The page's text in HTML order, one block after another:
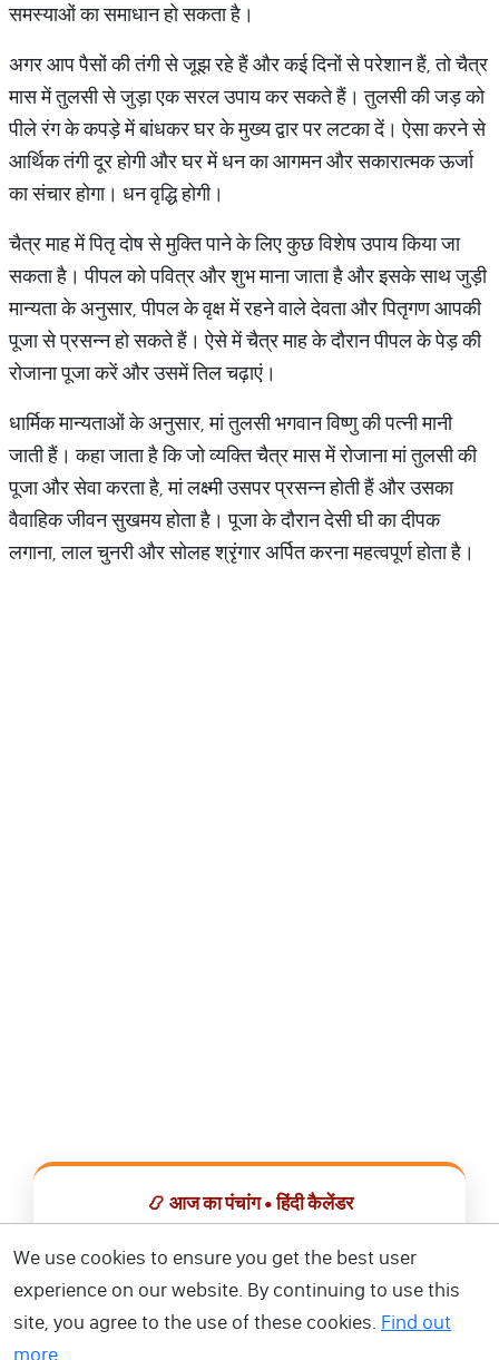
समस्याओं का समाधान हो सकता है।
अगर आप पैसों की तंगी से जूझ रहे हैं और कई दिनों से परेशान हैं, तो चैत्र
मास में तुलसी से जुड़ा एक सरल उपाय कर सकते हैं। तुलसी की जड़ को
पीले रंग के कपड़े में बांधकर घर के मुख्य द्वार पर लटका दें। ऐसा करने से
आर्थिक तंगी दूर होगी और घर में धन का आगमन और सकारात्मक ऊर्जा
का संचार होगा। धन वृद्धि होगी।
चैत्र माह में पितृ दोष से मुक्ति पाने के लिए कुछ विशेष उपाय किया जा
सकता है। पीपल को पवित्र और शुभ माना जाता है और इसके साथ जुड़ी
मान्यता के अनुसार, पीपल के वृक्ष में रहने वाले देवता और पितृगण आपकी
पूजा से प्रसन्न हो सकते हैं। ऐसे में चैत्र माह के दौरान पीपल के पेड़ की
रोजाना पूजा करें और उसमें तिल चढ़ाएं।
धार्मिक मान्यताओं के अनुसार, मां तुलसी भगवान विष्णु की पत्नी मानी
जाती हैं। कहा जाता है कि जो व्यक्ति चैत्र मास में रोजाना मां तुलसी की
पूजा और सेवा करता है, मां लक्ष्मी उसपर प्रसन्न होती हैं और उसका
वैवाहिक जीवन सुखमय होता है। पूजा के दौरान देसी घी का दीपक
लगाना, लाल चुनरी और सोलह श्रृंगार अर्पित करना महत्वपूर्ण होता है।
📿 आज का पंचांग • हिंदी कैलेंडर
📅 हिंदी कैलेंडर ऐप डाउनलोड करें
We use cookies to ensure you get the best user
experience on our website. By continuing to use this
site, you agree to the use of these cookies. Find out
more